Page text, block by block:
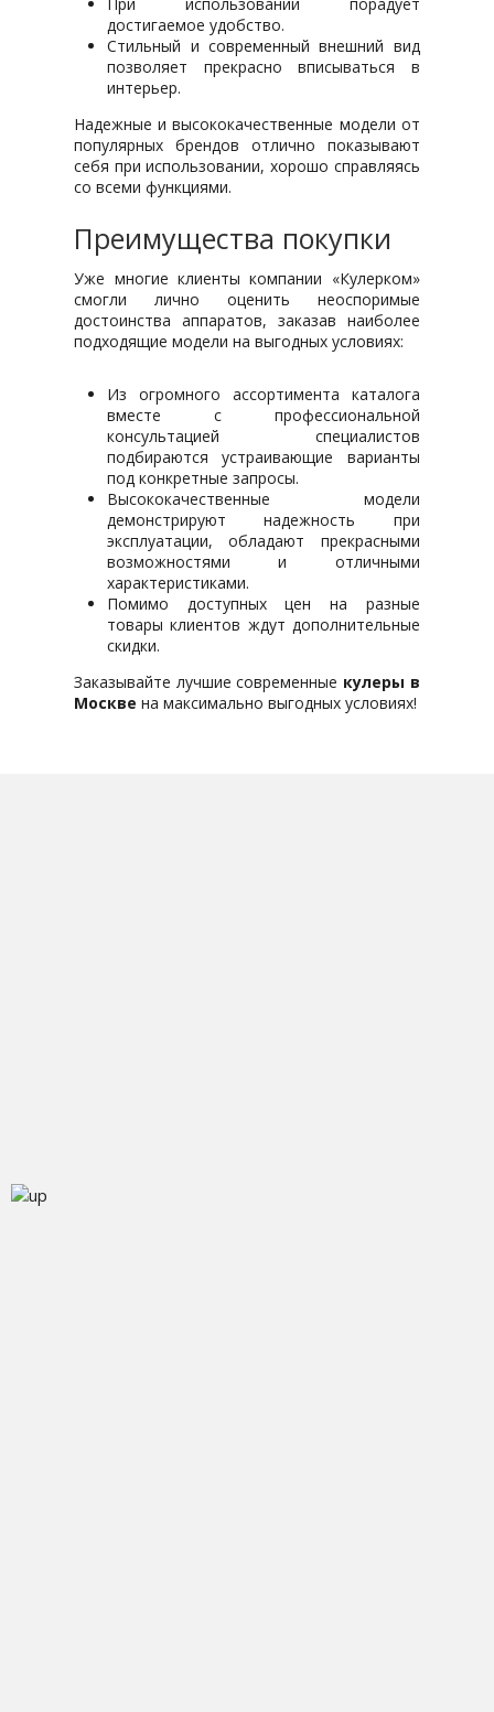
достигаемое удобство.
Стильный и современный внешний вид
позволяет прекрасно вписываться в
интерьер.
Надежные и высококачественные модели от
популярных брендов отлично показывают
себя при использовании, хорошо справляясь
со всеми функциями.
Преимущества покупки
Уже многие клиенты компании «Кулерком»
смогли лично оценить неоспоримые
достоинства аппаратов, заказав наиболее
подходящие модели на выгодных условиях:
Из огромного ассортимента каталога
вместе с профессиональной
консультацией специалистов
подбираются устраивающие варианты
под конкретные запросы.
Высококачественные модели
демонстрируют надежность при
эксплуатации, обладают прекрасными
возможностями и отличными
характеристиками.
Помимо доступных цен на разные
товары клиентов ждут дополнительные
скидки.
Заказывайте лучшие современные кулеры в
Москве на максимально выгодных условиях!